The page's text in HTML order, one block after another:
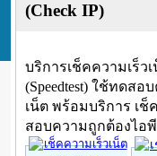
(Check IP)
บริการเช็คความเร็ว
(Speedtest) ใช้ทดสอ
เน็ต พร้อมบริการ เช็
สอบความถูกต้องไอ